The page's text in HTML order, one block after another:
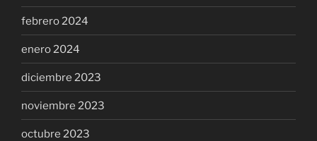
febrero 2024
enero 2024
diciembre 2023
noviembre 2023
octubre 2023